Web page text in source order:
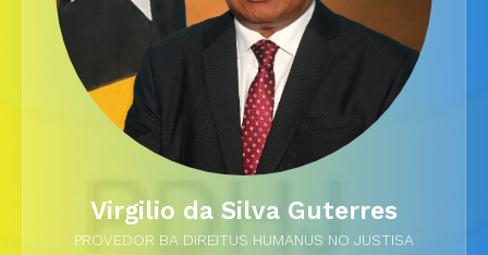
Virgilio da Silva Guterres
PROVEDOR BA DIREITUS HUMANUS NO JUSTISA